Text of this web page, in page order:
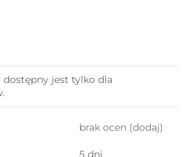
jest tylko dla
brak ocen (dodaj)
5 dni